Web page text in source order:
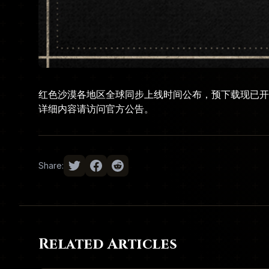
红色沙漠各地区全球同步上线时间公布，预下载现已
详细内容请访问官方公告。
Share:
Related Articles